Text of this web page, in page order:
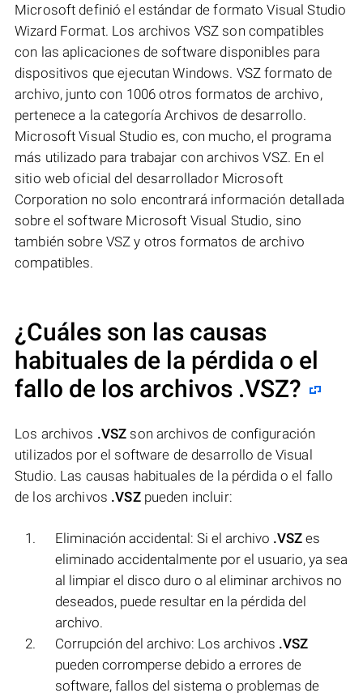
Microsoft definió el estándar de formato Visual Studio
Wizard Format. Los archivos VSZ son compatibles
con las aplicaciones de software disponibles para
dispositivos que ejecutan Windows. VSZ formato de
archivo, junto con 1006 otros formatos de archivo,
pertenece a la categoría Archivos de desarrollo.
Microsoft Visual Studio es, con mucho, el programa
más utilizado para trabajar con archivos VSZ. En el
sitio web oficial del desarrollador Microsoft
Corporation no solo encontrará información detallada
sobre el software Microsoft Visual Studio, sino
también sobre VSZ y otros formatos de archivo
compatibles.
¿Cuáles son las causas
habituales de la pérdida o el
fallo de los archivos .VSZ?
Los archivos .VSZ son archivos de configuración
utilizados por el software de desarrollo de Visual
Studio. Las causas habituales de la pérdida o el fallo
de los archivos .VSZpueden incluir:
Eliminación accidental: Si el archivo .VSZ es
eliminado accidentalmente por el usuario, ya sea
al limpiar el disco duro o al eliminar archivos no
deseados, puede resultar en la pérdida del
archivo.
Corrupción del archivo: Los archivos .VSZ
pueden corromperse debido a errores de
software, fallos del sistema o problemas de